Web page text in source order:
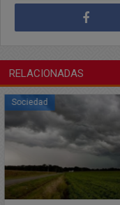
RELACIONADAS
Sociedad